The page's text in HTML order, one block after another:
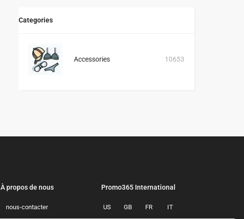
Categories
Accessories 10653
À propos de nous
nous-contacter
Promo365 International
US GB FR IT